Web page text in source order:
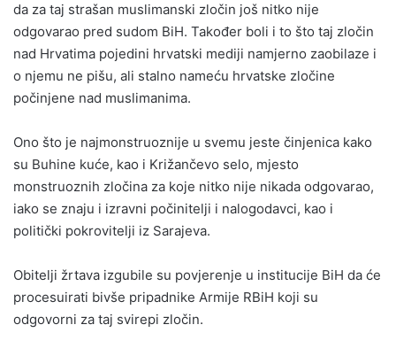
da za taj strašan muslimanski zločin još nitko nije
odgovarao pred sudom BiH. Također boli i to što taj zločin
nad Hrvatima pojedini hrvatski mediji namjerno zaobilaze i
o njemu ne pišu, ali stalno nameću hrvatske zločine
počinjene nad muslimanima.
Ono što je najmonstruoznije u svemu jeste činjenica kako
su Buhine kuće, kao i Križančevo selo, mjesto
monstruoznih zločina za koje nitko nije nikada odgovarao,
iako se znaju i izravni počinitelji i nalogodavci, kao i
politički pokrovitelji iz Sarajeva.
Obitelji žrtava izgubile su povjerenje u institucije BiH da će
procesuirati bivše pripadnike Armije RBiH koji su
odgovorni za taj svirepi zločin.